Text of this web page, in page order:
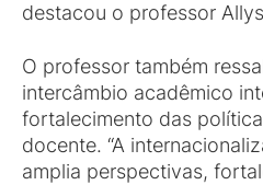
destacou o professor
O professor também
intercâmbio acadêmico
fortalecimento das
docente. “A
amplia perspectivas,